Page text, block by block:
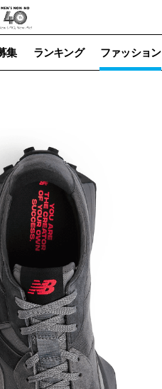
集 ランキング ファッション